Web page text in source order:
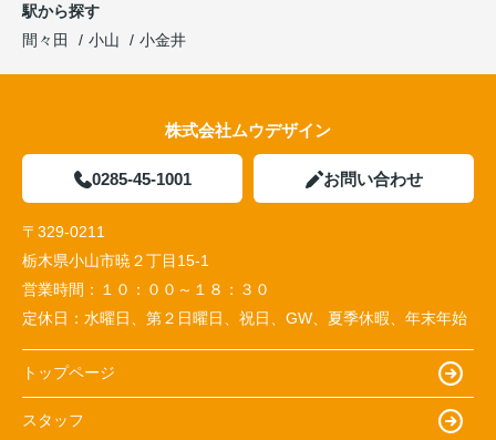
区画①950万円
区画②1,080万円
駅から探す
間々田
小山 小金井
株式会社ムウデザイン
0285-45-1001 お問い合わせ
〒329-0211
栃木県小山市暁２丁目15-1
営業時間： １０：００～１８：３０
定休日： 水曜日、第２日曜日、祝日、GW、夏季休暇、年末年始
トップページ
スタッフ